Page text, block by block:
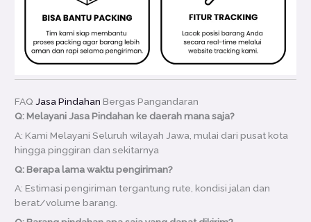
FAQ Jasa Pindahan Bergas Pangandaran
Q: Melayani Jasa Pindahan ke daerah mana saja?
A: Kami Melayani Seluruh wilayah Jawa, mulai dari pusat kota
hingga pinggiran dan sekitarnya
Q: Berapa lama waktu pengiriman?
A: Estimasi pengiriman tergantung rute, kondisi jalan dan
berat/volume barang.